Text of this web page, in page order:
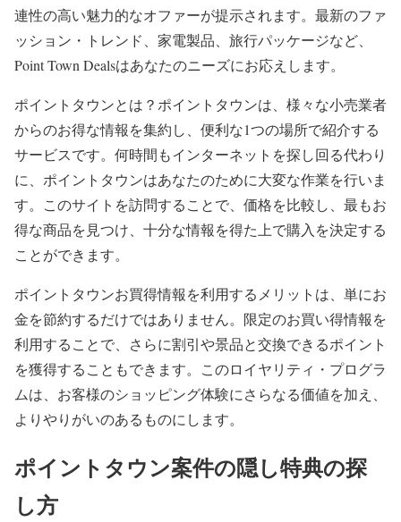
連性の高い魅力的なオファーが提示されます。最新のファ
ッション・トレンド、家電製品、旅行パッケージなど、
Point Town Dealsはあなたのニーズにお応えします。
ポイントタウンとは？ポイントタウンは、様々な小売業者
からのお得な情報を集約し、便利な1つの場所で紹介する
サービスです。何時間もインターネットを探し回る代わり
に、ポイントタウンはあなたのために大変な作業を行いま
す。このサイトを訪問することで、価格を比較し、最もお
得な商品を見つけ、十分な情報を得た上で購入を決定する
ことができます。
ポイントタウンお買得情報を利用するメリットは、単にお
金を節約するだけではありません。限定のお買い得情報を
利用することで、さらに割引や景品と交換できるポイント
を獲得することもできます。このロイヤリティ・プログラ
ムは、お客様のショッピング体験にさらなる価値を加え、
よりやりがいのあるものにします。
ポイントタウン案件の隠し特典の探
し方